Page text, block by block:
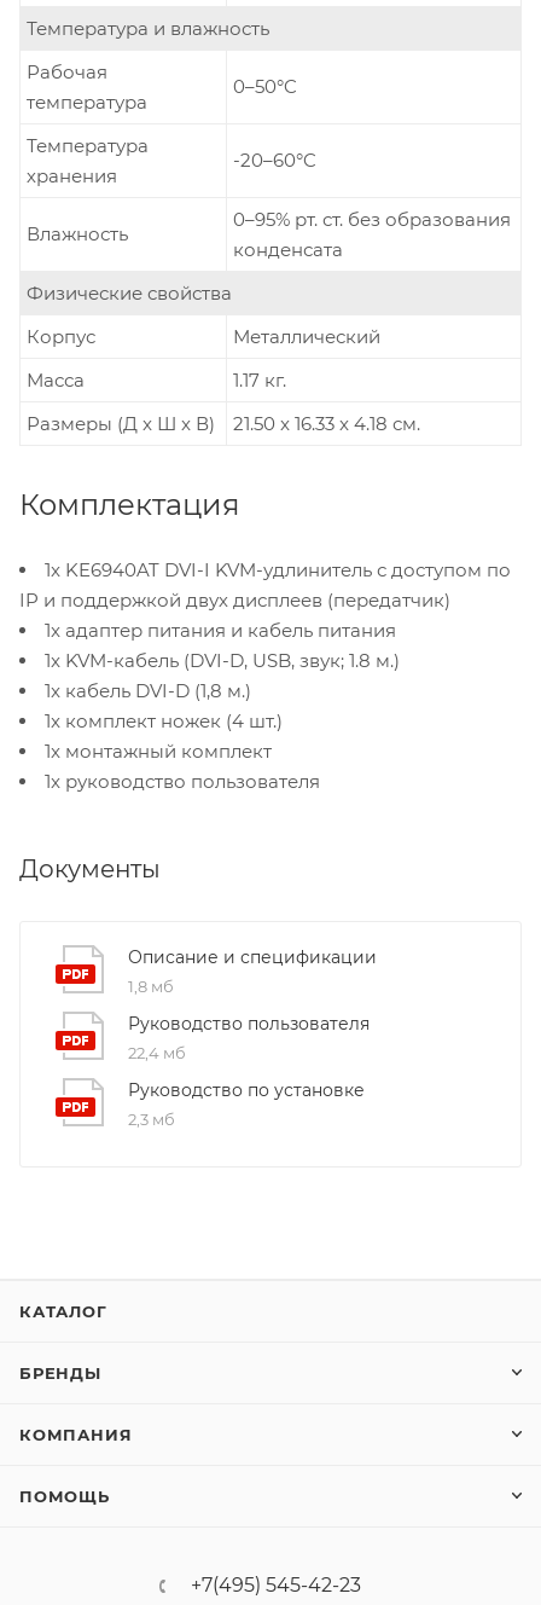
Температура и влажность
Рабочая
температура
0–50°C
Температура
хранения
-20–60°C
Влажность
0–95% рт. ст. без образования
конденсата
Физические свойства
Корпус
Металлический
Масса
1.17 кг.
Размеры (Д x Ш x В)
21.50 x 16.33 x 4.18 см.
Комплектация
1x KE6940AT DVI-I KVM-удлинитель с доступом по
IP и поддержкой двух дисплеев (передатчик)
1x адаптер питания и кабель питания
1x KVM-кабель (DVI-D, USB, звук; 1.8 м.)
1x кабель DVI-D (1,8 м.)
1x комплект ножек (4 шт.)
1x монтажный комплект
1x руководство пользователя
Документы
Описание и спецификации
1,8 мб
Руководство пользователя
22,4 мб
Руководство по установке
2,3 мб
КАТАЛОГ
БРЕНДЫ
КОМПАНИЯ
ПОМОЩЬ
+7(495) 545-42-23